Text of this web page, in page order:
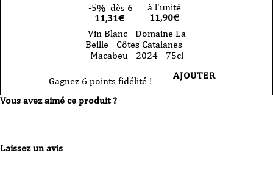
-5% dès 6
11,31€
à l'unité
11,90€
Vin Blanc - Domaine La
Beille - Côtes Catalanes -
Macabeu - 2024 - 75cl
Gagnez 6 points fidélité ! AJOUTER
Vous avez aimé ce produit ?
Laissez un avis